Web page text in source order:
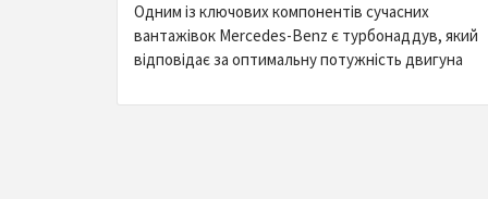
Одним із ключових компонентів сучасних
вантажівок Mercedes-Benz є турбонаддув, який
відповідає за оптимальну потужність двигуна